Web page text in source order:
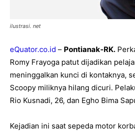
ilustrasi. net
eQuator.co.id – Pontianak-RK.
Romy Frayoga patut dijadikan
meninggalkan kunci di kontaknya,
Scoopy miliknya hilang dicuri.
Rio Kusnadi, 26, dan Egho Bima
Kejadian ini saat sepeda motor